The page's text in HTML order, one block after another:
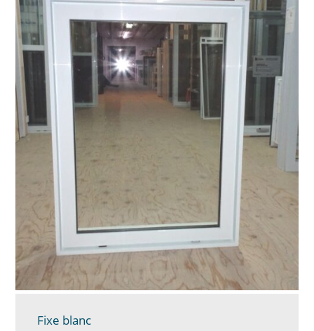
Fixe blanc